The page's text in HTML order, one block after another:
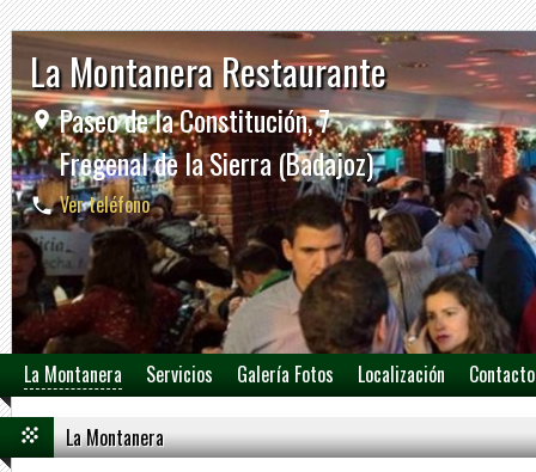
La Montanera Restaurante
Paseo de la Constitución, 7
Fregenal de la Sierra (Badajoz)
Ver teléfono
La Montanera Servicios Galería Fotos Localización
La Montanera